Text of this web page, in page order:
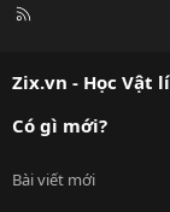
R
Zix.vn - Học Vật
Có gì mới?
Bài viết mới